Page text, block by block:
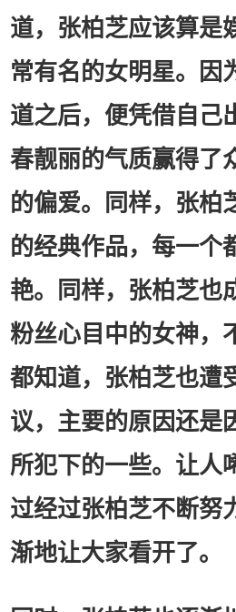
道，张柏芝应该算是
常有名的女明星。因
道之后，便凭借自己
春靓丽的气质赢得了
的偏爱。同样，张柏
的经典作品，每一个
艳。同样，张柏芝也
粉丝心目中的女神，
都知道，张柏芝也遭
议，主要的原因还是
所犯下的一些。让人
过经过张柏芝不断努
渐地让大家看开了。